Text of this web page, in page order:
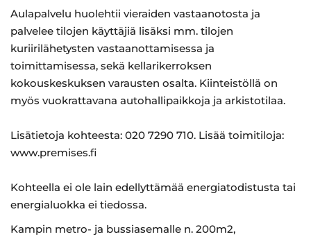
Aulapalvelu huolehtii vieraiden vastaanotosta ja
palvelee tilojen käyttäjiä lisäksi mm. tilojen
kuriirilähetysten vastaanottamisessa ja
toimittamisessa, sekä kellarikerroksen
kokouskeskuksen varausten osalta. Kiinteistöllä on
myös vuokrattavana autohallipaikkoja ja arkistotilaa.
Lisätietoja kohteesta: 020 7290 710. Lisää toimitiloja:
www.premises.fi
Kohteella ei ole lain edellyttämää energiatodistusta tai
energialuokka ei tiedossa.
Kampin metro- ja bussiasemalle n. 200m2,